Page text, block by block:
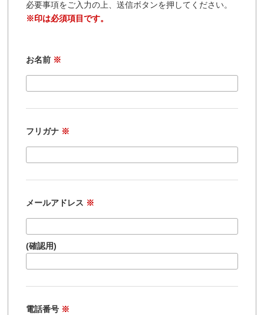
必要事項をご入力の上、送信ボタンを押してください。
※印は必須項目です。
お名前 ※
フリガナ ※
メールアドレス ※
(確認用)
電話番号 ※